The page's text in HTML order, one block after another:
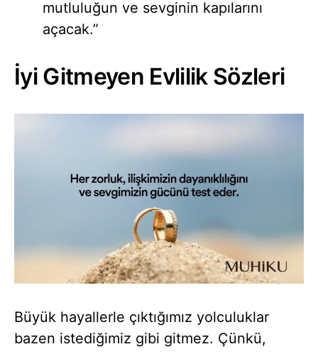
mutluluğun ve sevginin kapılarını
açacak.”
İyi Gitmeyen Evlilik Sözleri
Büyük hayallerle çıktığımız yolculuklar
bazen istediğimiz gibi gitmez. Çünkü,